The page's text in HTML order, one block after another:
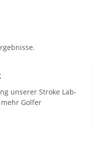
unserer Stroke Lab-
Golfer